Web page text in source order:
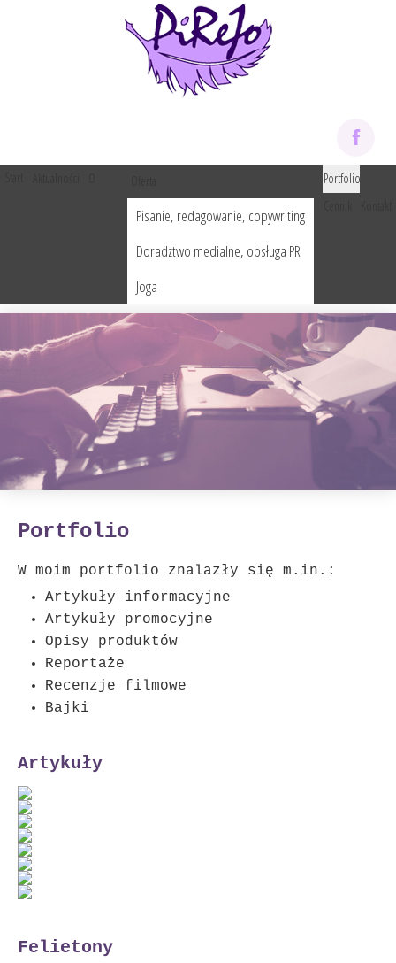
Pisanie, redagowanie, copywriting
Doradztwo medialne, obsługa PR
Joga
Portfolio
Portfolio
W moim portfolio znalazły się m.in.:
Artykuły informacyjne
Artykuły promocyjne
Opisy produktów
Reportaże
Recenzje filmowe
Bajki
Artykuły
Felietony